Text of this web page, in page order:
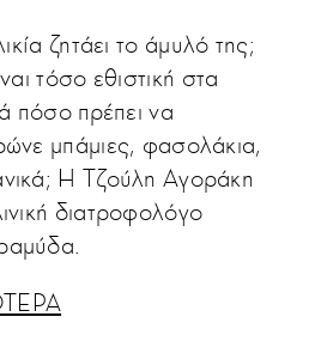
ζητάει το άμυλό της;
τόσο εθιστική στα
πόσο πρέπει να
μπάμιες, φασολάκια,
Η Τζούλη Αγοράκη
διατροφολόγο